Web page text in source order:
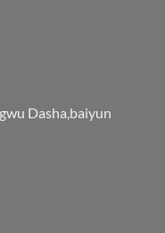
Dasha,baiyun